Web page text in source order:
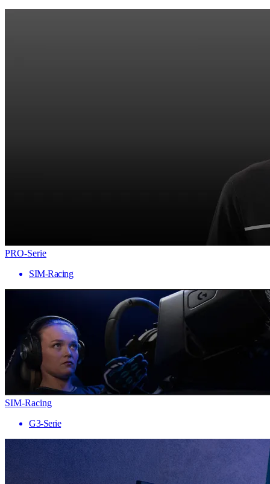
PRO-Serie
SIM-Racing
SIM-Racing
G3-Serie